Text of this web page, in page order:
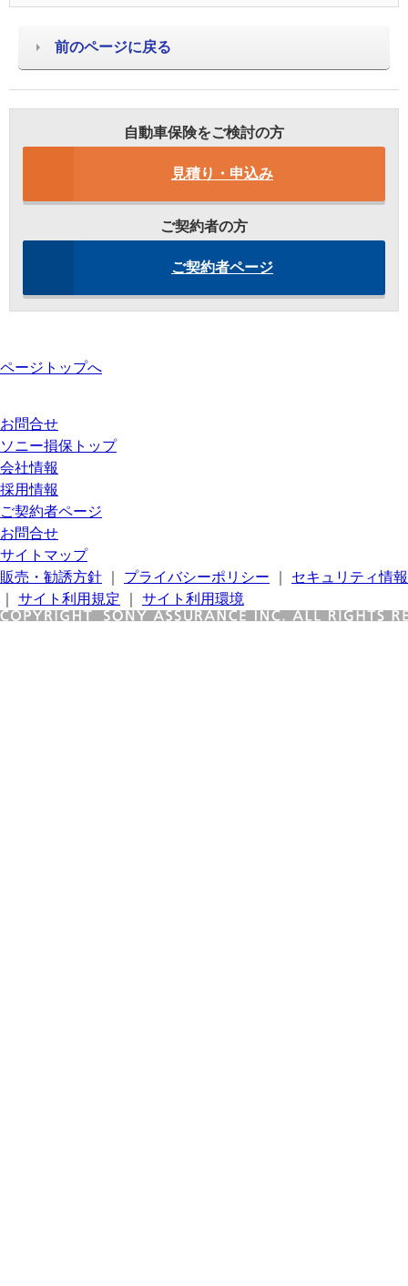
前のページに戻る
自動車保険をご検討の方
見積り・申込み
ご契約者の方
ご契約者ページ
ページトップへ
お問合せ
ソニー損保トップ
会社情報
採用情報
ご契約者ページ
お問合せ
サイトマップ
販売・勧誘方針
プライバシーポリシー
セキュリティ情報
サイト利用規定 サイト利用環境